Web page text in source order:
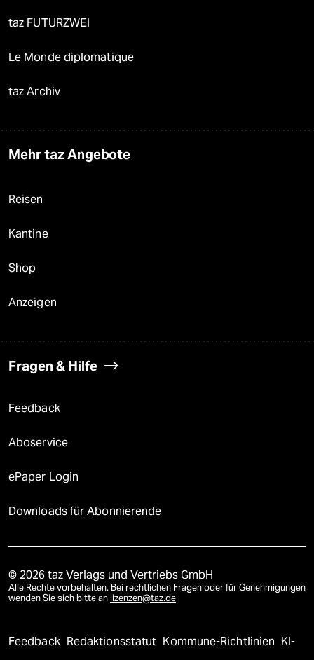
taz FUTURZWEI
Le Monde diplomatique
taz Archiv
Mehr taz Angebote
Reisen
Kantine
Shop
Anzeigen
Fragen & Hilfe
Feedback
Aboservice
ePaper Login
Downloads für Abonnierende
© 2026 taz Verlags und Vertriebs GmbH
Alle Rechte vorbehalten. Bei rechtlichen Fragen oder für Genehmigungen
wenden Sie sich bitte an lizenzen@taz.de
Feedback Redaktionsstatut Kommune-Richtlinien KI-